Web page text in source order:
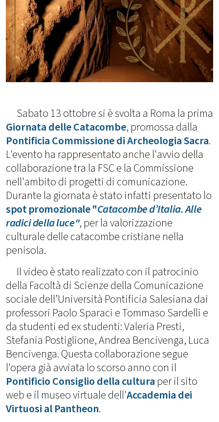
Sabato 13 ottobre si è svolta a Roma la prima
Giornata delle Catacombe, promossa dalla
Pontificia Commissione di Archeologia Sacra.
L'evento ha rappresentato anche l'avvio della
collaborazione tra la FSC e la Commissione
nell'ambito di progetti di comunicazione.
Durante la giornata è stato infatti presentato lo
spot promozionale "Catacombe d’Italia. Alle
radici della luce", per la valorizzazione
culturale delle catacombe cristiane nella
penisola.
Il video è stato realizzato con il patrocinio
della Facoltà di Scienze della Comunicazione
sociale dell’Università Pontificia Salesiana dai
professori Paolo Sparaci e Tommaso Sardelli e
da studenti ed ex studenti: Valeria Presti,
Stefania Postiglione, Andrea Bencivenga, Luca
Bencivenga. Questa collaborazione segue
l'opera già avviata lo scorso anno con il
Pontificio Consiglio della cultura per il sito
web e il museo virtuale dell'Accademia dei
Virtuosi al Pantheon.